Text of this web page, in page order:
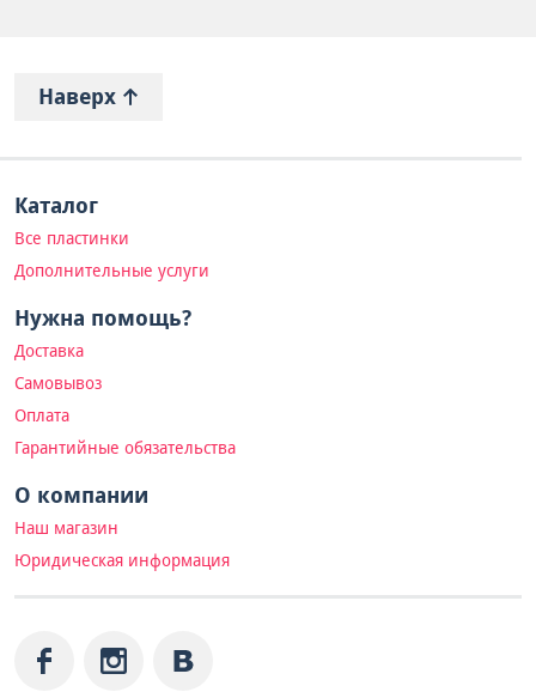
Наверх
Каталог
Все пластинки
Дополнительные услуги
Нужна помощь?
Доставка
Самовывоз
Оплата
Гарантийные обязательства
О компании
Наш магазин
Юридическая информация